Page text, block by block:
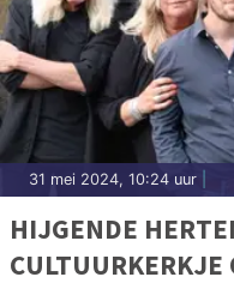
31 mei 2024, 10:24 uur
HIJGENDE
CULTUURKERKJE